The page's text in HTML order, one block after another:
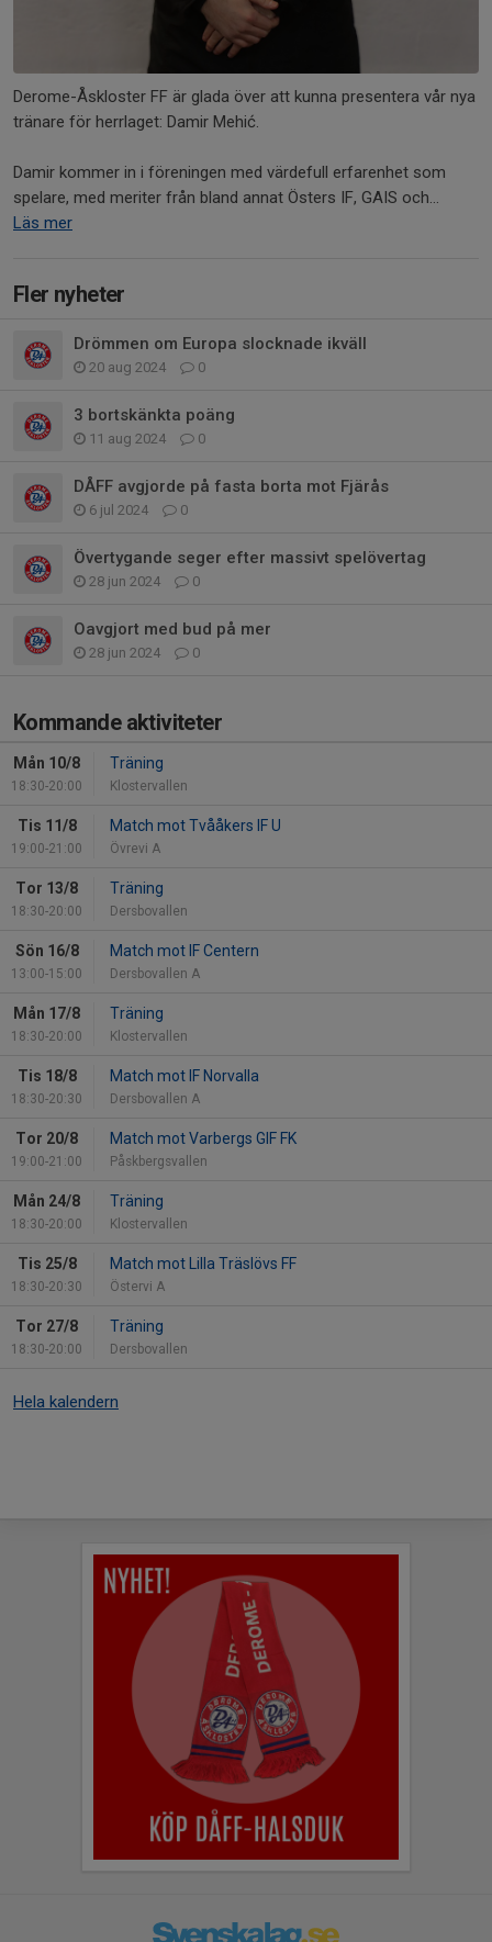
Derome-Åskloster FF är glada över att kunna presentera vår nya
tränare för herrlaget: Damir Mehić.
Damir kommer in i föreningen med värdefull erfarenhet som
spelare, med meriter från bland annat Östers IF, GAIS och...
Läs mer
Fler nyheter
Drömmen om Europa slocknade ikväll
20 aug 2024 0
3 bortskänkta poäng
11 aug 2024 0
DÅFF avgjorde på fasta borta mot Fjärås
6 jul 2024 0
Övertygande seger efter massivt spelövertag
28 jun 2024 0
Oavgjort med bud på mer
28 jun 2024 0
Kommande aktiviteter
Mån 10/8
18:30-20:00
Träning
Klostervallen
Tis 11/8
19:00-21:00
Match mot Tvååkers IF U
Övrevi A
Tor 13/8
18:30-20:00
Träning
Dersbovallen
Sön 16/8
13:00-15:00
Match mot IF Centern
Dersbovallen A
Mån 17/8
18:30-20:00
Träning
Klostervallen
Tis 18/8
18:30-20:30
Match mot IF Norvalla
Dersbovallen A
Tor 20/8
19:00-21:00
Match mot Varbergs GIF FK
Påskbergsvallen
Mån 24/8
18:30-20:00
Träning
Klostervallen
Tis 25/8
18:30-20:30
Match mot Lilla Träslövs FF
Östervi A
Tor 27/8
18:30-20:00
Träning
Dersbovallen
Hela kalendern